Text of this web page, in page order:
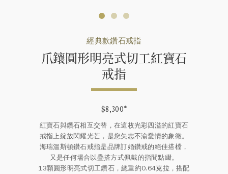
經典款鑽石戒指
爪鑲圓形明亮式切工紅寶石
戒指
$8,300*
紅寶石與鑽石相互交替，在這枚光彩四溢的紅寶石
戒指上綻放閃耀光芒，是您矢志不渝愛情的象徵。
海瑞溫斯頓鑽石戒指是品牌訂婚鑽戒的絕佳搭檔，
又是任何場合以疊搭方式佩戴的指間點綴。
13顆圓形明亮式切工鑽石，總重約0.64克拉，搭配